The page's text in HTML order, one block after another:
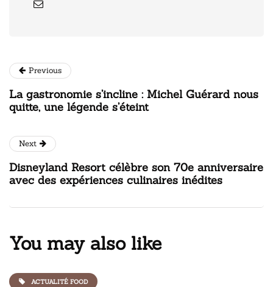
Previous
La gastronomie s’incline : Michel Guérard nous
quitte, une légende s’éteint
Next
Disneyland Resort célèbre son 70e anniversaire
avec des expériences culinaires inédites
You may also like
ACTUALITÉ FOOD